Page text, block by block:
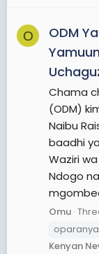
O
ODM
Chama
(ODM)
Naibu
baadhi
Waziri
Ndogo
Omu
oparanya
Kenyan